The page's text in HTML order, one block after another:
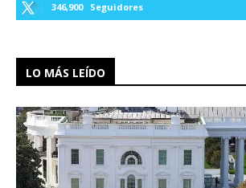
346,900 Seguidores
LO MÁS LEÍDO